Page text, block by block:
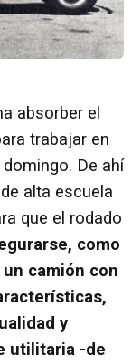
absorber el
trabajar en
De ahí
alta escuela
que el rodado
como
camión con
y
utilitaria -de